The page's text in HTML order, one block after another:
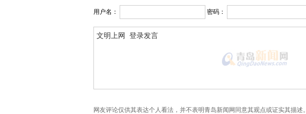
用户名： 密码：
网友评论仅供其表达个人看法，并不表明青岛新闻网同意其观点或证实其描述。